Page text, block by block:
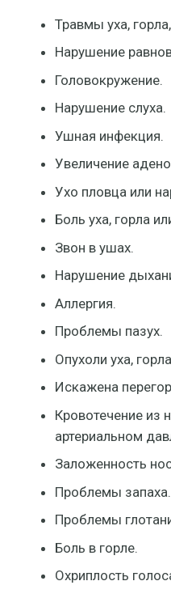
Травмы уха,
Нарушение
Головокружение.
Нарушение слуха.
Ушная инфекция.
Увеличение
Ухо пловца или
Боль уха, горла
Звон в ушах.
Нарушение
Аллергия.
Проблемы пазух.
Опухоли уха,
Искажена
Кровотечение из
артериальном
Заложенность
Проблемы запаха.
Проблемы
Боль в горле.
Охриплость